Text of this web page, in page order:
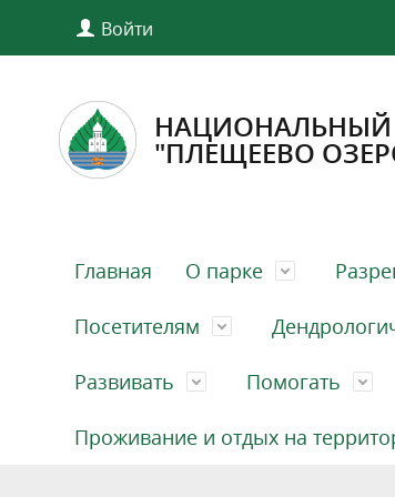
Войти
НАЦИОНАЛЬНЫЙ
"ПЛЕЩЕЕВО
Главная О парке
Посетителям
Развивать Помогать
Проживание и отдых на